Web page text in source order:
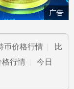
广告
币价格行情 | 比
格行情 |今日